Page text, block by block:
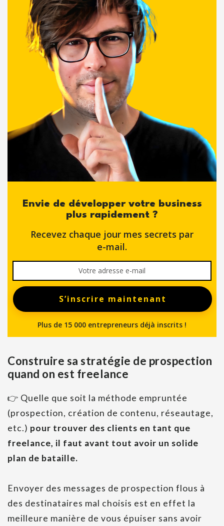
Envie de développer votre business
plus rapidement ?
Recevez chaque jour mes secrets par
e-mail.
S’inscrire maintenant
Plus de 15 000 entrepreneurs déjà inscrits !
Construire sa stratégie de prospection
quand on est freelance
👉 Quelle que soit la méthode empruntée
(prospection, création de contenu, réseautage,
etc.) pour trouver des clients en tant que
freelance, il faut avant tout avoir un solide
plan de bataille.
Envoyer des messages de prospection flous à
des destinataires mal choisis est en effet la
meilleure manière de vous épuiser sans avoir